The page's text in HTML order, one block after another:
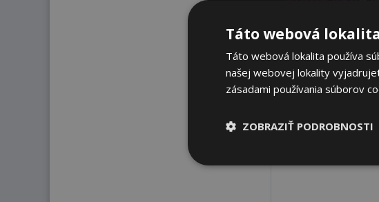
112,55 €
Táto webová
Táto webová lokalita používa
našej webovej lokality
zásadami používania súborov
ZOBRAZIŤ PODROBNOSTI